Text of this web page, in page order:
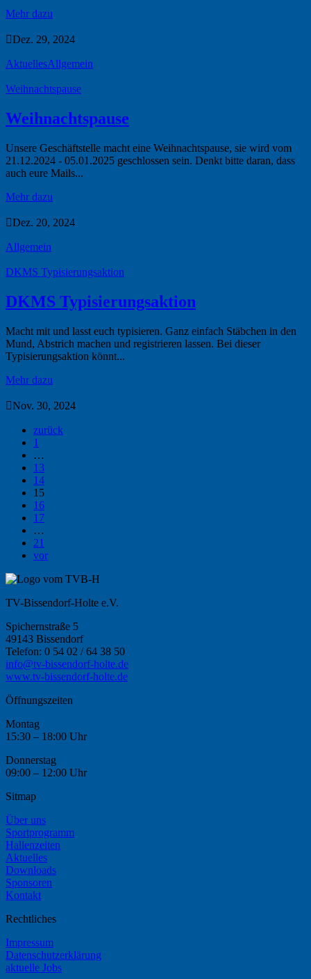
Mehr dazu
Dez. 29, 2024
AktuellesAllgemein
Weihnachtspause
Weihnachtspause
Unsere Geschäftstelle macht eine Weihnachtspause, sie wird vom
21.12.2024 - 05.01.2025 geschlossen sein. Denkt bitte daran, dass
auch eure Mails...
Mehr dazu
Dez. 20, 2024
Allgemein
DKMS Typisierungsaktion
DKMS Typisierungsaktion
Macht mit und lasst euch typisieren. Ganz einfach Stäbchen in den
Mund, Abstrich machen und registrieren lassen. Bei dieser
Typisierungsaktion könnt...
Mehr dazu
Nov. 30, 2024
zurück
1
…
13
14
15
16
17
…
21
vor
TV-Bissendorf-Holte e.V.
Spichernstraße 5
49143 Bissendorf
Telefon: 0 54 02 / 64 38 50
info@tv-bissendorf-holte.de
www.tv-bissendorf-holte.de
Öffnungszeiten
Montag
15:30 – 18:00 Uhr
Donnerstag
09:00 – 12:00 Uhr
Sitmap
Über uns
Sportprogramm
Hallenzeiten
Aktuelles
Downloads
Sponsoren
Kontakt
Rechtliches
Impressum
Datenschutzerklärung
aktuelle Jobs